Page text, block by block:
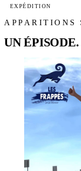
EXPÉDITION
APPARITIONS
UN ÉPISODE.